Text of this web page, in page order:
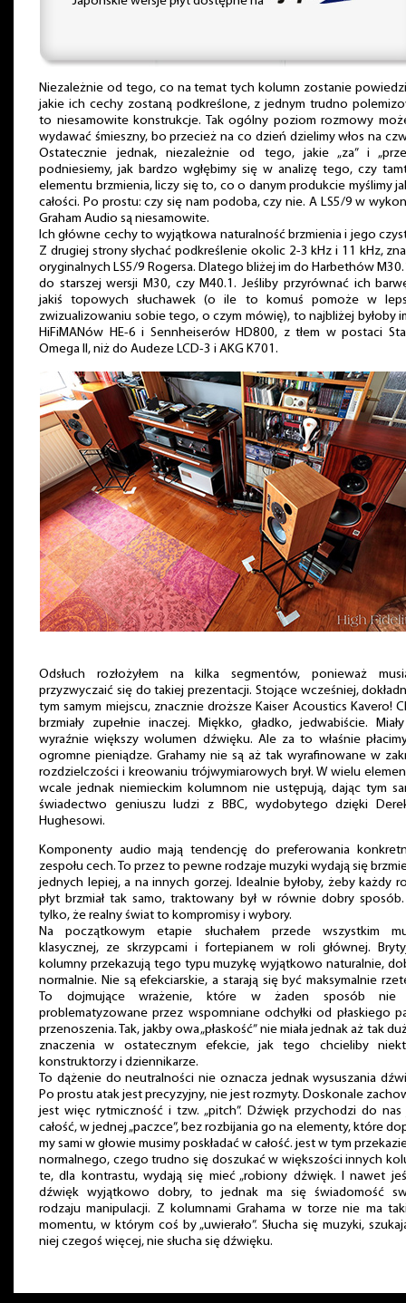
Niezależnie od tego, co na temat tych kolumn zostanie
jakie ich cechy zostaną podkreślone, z jednym trudno
to niesamowite konstrukcje. Tak ogólny poziom rozmowy
wydawać śmieszny, bo przecież na co dzień dzielimy włos na
Ostatecznie jednak, niezależnie od tego, jakie „za” i
podniesiemy, jak bardzo wgłębimy się w analizę tego, czy
elementu brzmienia, liczy się to, co o danym produkcie myślimy
całości. Po prostu: czy się nam podoba, czy nie. A LS5/9 w
Graham Audio są niesamowite.
Ich główne cechy to wyjątkowa naturalność brzmienia i jego
Z drugiej strony słychać podkreślenie okolic 2-3 kHz i 11 kHz,
oryginalnych LS5/9 Rogersa. Dlatego bliżej im do Harbethów
do starszej wersji M30, czy M40.1. Jeśliby przyrównać ich
jakiś topowych słuchawek (o ile to komuś pomoże w
zwizualizowaniu sobie tego, o czym mówię), to najbliżej byłoby
HiFiMANów HE-6 i Sennheiserów HD800, z tłem w postaci
Omega II, niż do Audeze LCD-3 i AKG K701.
Odsłuch rozłożyłem na kilka segmentów, ponieważ
przyzwyczaić się do takiej prezentacji. Stojące wcześniej,
tym samym miejscu, znacznie droższe Kaiser Acoustics Kavero!
brzmiały zupełnie inaczej. Miękko, gładko, jedwabiście.
wyraźnie większy wolumen dźwięku. Ale za to właśnie
ogromne pieniądze. Grahamy nie są aż tak wyrafinowane w
rozdzielczości i kreowaniu trójwymiarowych brył. W wielu
wcale jednak niemieckim kolumnom nie ustępują, dając tym
świadectwo geniuszu ludzi z BBC, wydobytego dzięki
Hughesowi.
Komponenty audio mają tendencję do preferowania
zespołu cech. To przez to pewne rodzaje muzyki wydają się
jednych lepiej, a na innych gorzej. Idealnie byłoby, żeby każdy
płyt brzmiał tak samo, traktowany był w równie dobry sposób.
tylko, że realny świat to kompromisy i wybory.
Na początkowym etapie słuchałem przede wszystkim
klasycznej, ze skrzypcami i fortepianem w roli głównej.
kolumny przekazują tego typu muzykę wyjątkowo naturalnie,
normalnie. Nie są efekciarskie, a starają się być maksymalnie
To dojmujące wrażenie, które w żaden sposób nie
problematyzowane przez wspomniane odchyłki od płaskiego
przenoszenia. Tak, jakby owa „płaskość” nie miała jednak aż tak
znaczenia w ostatecznym efekcie, jak tego chcieliby
konstruktorzy i dziennikarze.
To dążenie do neutralności nie oznacza jednak wysuszania
Po prostu atak jest precyzyjny, nie jest rozmyty. Doskonale
jest więc rytmiczność i tzw. „pitch”. Dźwięk przychodzi do nas
całość, w jednej „paczce”, bez rozbijania go na elementy, które
my sami w głowie musimy poskładać w całość. jest w tym
normalnego, czego trudno się doszukać w większości innych
te, dla kontrastu, wydają się mieć „robiony dźwięk. I nawet
dźwięk wyjątkowo dobry, to jednak ma się świadomość
rodzaju manipulacji. Z kolumnami Grahama w torze nie ma
momentu, w którym coś by „uwierało”. Słucha się muzyki,
niej czegoś więcej, nie słucha się dźwięku.